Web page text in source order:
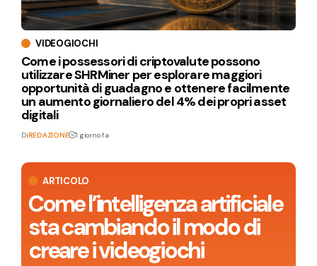
ARTICOLO
Come l’intelligenza artificiale
sta cambiando il modo di
creare i videogiochi
VIDEOGIOCHI
Come i possessori di criptovalute possono
utilizzare SHRMiner per esplorare maggiori
opportunità di guadagno e ottenere facilmente
un aumento giornaliero del 4% dei propri asset
digitali
DiREDAZIONE 1 giorno fa